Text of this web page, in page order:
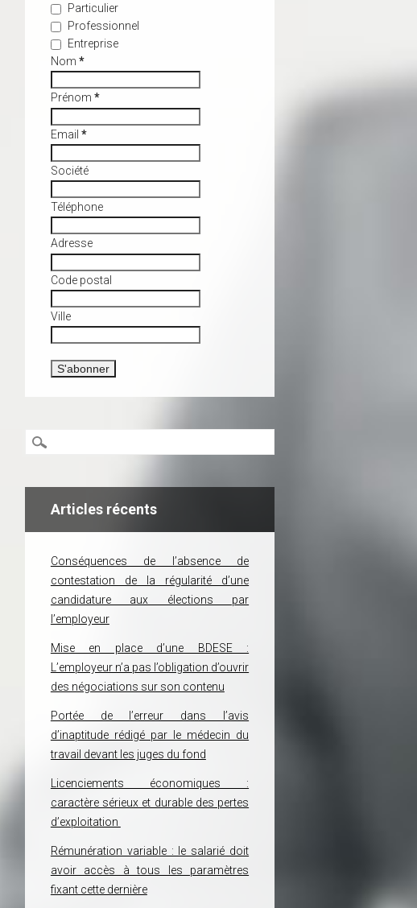
Particulier
Professionnel
Entreprise
Nom *
Prénom *
Email *
Société
Téléphone
Adresse
Code postal
Ville
Articles récents
Conséquences de l’absence de
contestation de la régularité d’une
candidature aux élections par
l’employeur
Mise en place d’une BDESE :
L’employeur n’a pas l’obligation d’ouvrir
des négociations sur son contenu
Portée de l’erreur dans l’avis
d’inaptitude rédigé par le médecin du
travail devant les juges du fond
Licenciements économiques :
caractère sérieux et durable des pertes
d’exploitation
Rémunération variable : le salarié doit
avoir accès à tous les paramètres
fixant cette dernière